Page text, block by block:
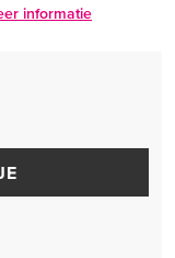
informatie